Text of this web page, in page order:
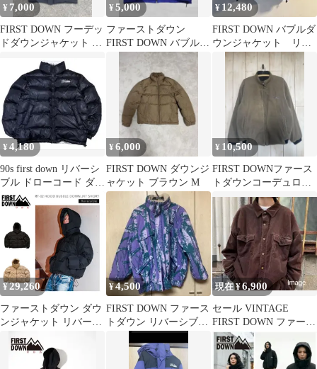
¥ 7,000
FIRST DOWN フーデッ
ドダウンジャケット 短
¥5,000
ファーストダウン
FIRST DOWN バブル
ダウンジャケット M
¥ 12,480
FIRST DOWN バブルダ
ウンジャケット リバ
ーシブル
¥ 4,180
90s first down リバーシ
ブル ドローコード ダウ
ンジャケット 肉厚
¥6,000
FIRST DOWN ダウンジ
ャケット ブラウン M
¥ 10,500
FIRST DOWNファース
トダウンコーデュロイ
リバーシブル ダウンジ
ャケット
¥29,260
ファーストダウン ダウ
ンジャケット リバーシ
ブル FIRST DOWN RT-
02 フード バブルダウン
ジャケット ショート
¥4,500
FIRST DOWN ファース
トダウン リバーシブル
ボアフリースブルゾン
現在 ¥6,900
セール VINTAGE
FIRST DOWN ファース
トダウン コーデュロイ